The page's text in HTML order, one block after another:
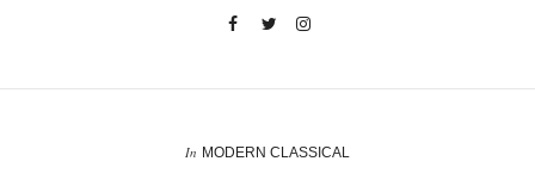
In MODERN CLASSICAL